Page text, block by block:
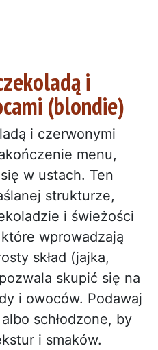
i
(blondie)
i czerwonymi
menu,
w ustach. Ten
strukturze,
i świeżości
wprowadzają
skład (jajka,
skupić się na
i owoców. Podawaj
schłodzone, by
i smaków.